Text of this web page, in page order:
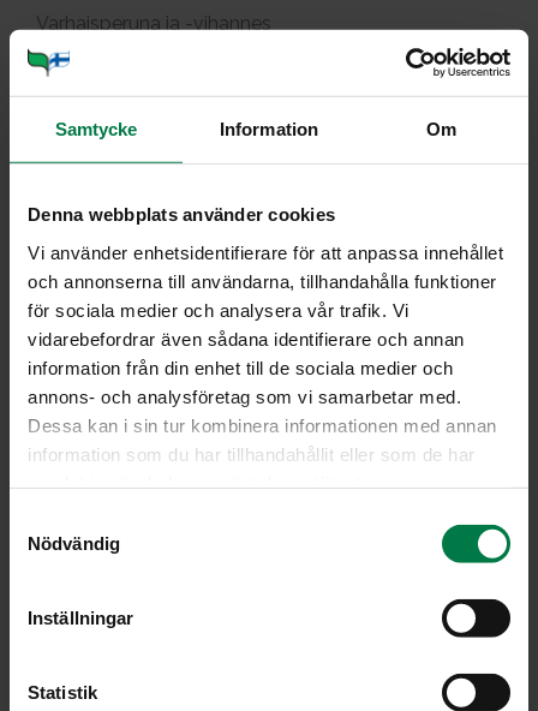
Samtycke Information Om
Denna webbplats använder cookies
Vi använder enhetsidentifierare för att anpassa innehållet
och annonserna till användarna, tillhandahålla funktioner
för sociala medier och analysera vår trafik. Vi
vidarebefordrar även sådana identifierare och annan
information från din enhet till de sociala medier och
annons- och analysföretag som vi samarbetar med.
Dessa kan i sin tur kombinera informationen med annan
information som du har tillhandahållit eller som de har
Nödvändig
Inställningar
Statistik
Varhaisperuna ja -vihannes
Yrtit
Tuotekuvat
Viljely ja tuotanto
He­del­mia mar­jo­ja var­taas­
sa